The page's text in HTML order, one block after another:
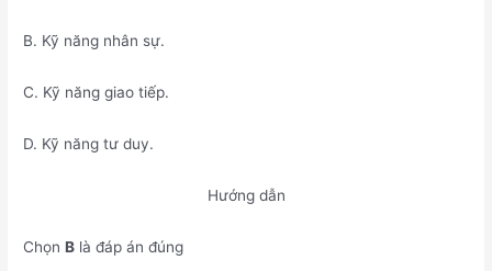
B. Kỹ năng nhân sự.
C. Kỹ năng giao tiếp.
D. Kỹ năng tư duy.
Hướng dẫn
ChọnB là đáp án đúng